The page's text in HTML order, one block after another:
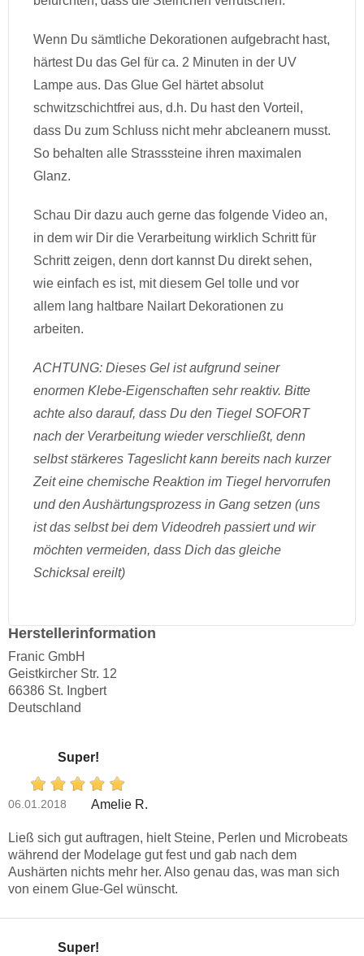
Wenn Du sämtliche Dekorationen aufgebracht hast,
härtest Du das Gel für ca. 2 Minuten in der UV
Lampe aus. Das Glue Gel härtet absolut
schwitzschichtfrei aus, d.h. Du hast den Vorteil,
dass Du zum Schluss nicht mehr abcleanern musst.
So behalten alle Strasssteine ihren maximalen
Glanz.
Schau Dir dazu auch gerne das folgende Video an,
in dem wir Dir die Verarbeitung wirklich Schritt für
Schritt zeigen, denn dort kannst Du direkt sehen,
wie einfach es ist, mit diesem Gel tolle und vor
allem lang haltbare Nailart Dekorationen zu
arbeiten.
ACHTUNG: Dieses Gel ist aufgrund seiner
enormen Klebe-Eigenschaften sehr reaktiv. Bitte
achte also darauf, dass Du den Tiegel SOFORT
nach der Verarbeitung wieder verschließt, denn
selbst stärkeres Tageslicht kann bereits nach kurzer
Zeit eine chemische Reaktion im Tiegel hervorrufen
und den Aushärtungsprozess in Gang setzen (uns
ist das selbst bei dem Videodreh passiert und wir
möchten vermeiden, dass Dich das gleiche
Schicksal ereilt)
Herstellerinformation
Franic GmbH
Geistkircher Str. 12
66386 St. Ingbert
Deutschland
Super!
06.01.2018 Amelie R.
Ließ sich gut auftragen, hielt Steine, Perlen und Microbeats
während der Modelage gut fest und gab nach dem
Aushärten nichts mehr her. Also genau das, was man sich
von einem Glue-Gel wünscht.
Super!